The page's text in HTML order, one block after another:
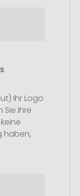
Ihr Logo
Ihre
haben,